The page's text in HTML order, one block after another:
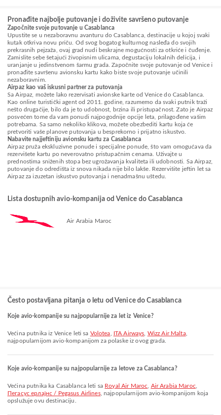
Pronađite najbolje putovanje i doživite savršeno putovanje
Započnite svoje putovanje u Casablanca
Upustite se u nezaboravnu avanturu do Casablanca, destinacije u kojoj svaki
kutak otkriva novu priču. Od svog bogatog kulturnog nasleđa do svojih
prekrasnih pejzaža, ovaj grad nudi beskrajne mogućnosti za otkriće i čuđenje.
Zamislite sebe šetajući živopisnim ulicama, degustaciju lokalnih delicija, i
uranjanje u jedinstvenom šarmu grada. Započnite svoje putovanje od Venice i
pronađite savršenu avionsku kartu kako biste svoje putovanje učinili
nezaboravnim.
Airpaz kao vaš iskusni partner za putovanja
Sa Airpaz, možete lako rezervisati avionske karte od Venice do Casablanca.
Kao online turistički agent od 2011. godine, razumemo da svaki putnik traži
nešto drugačije, bilo da je to udobnost, brzina ili pristupačnost. Zato je Airpaz
posvećen tome da vam ponudi najpogodnije opcije leta, prilagođene vašim
potrebama. Sa samo nekoliko klikova, možete obezbediti kartu koja će
pretvoriti vaše planove putovanja u besprekorno i prijatno iskustvo.
Nabavite najjeftiniju avionsku kartu za Casablanca
Airpaz pruža ekskluzivne ponude i specijalne ponude, što vam omogućava da
rezervišete kartu po neverovatno pristupačnim cenama. Uživajte u
prednostima sniženih stopa bez ugrožavanja kvaliteta ili udobnosti. Sa Airpaz,
putovanje do odredišta iz snova nikada nije bilo lakše. Rezervišite jeftin let sa
Airpaz za izuzetan iskustvo putovanja i nenadmašnu uštedu.
Lista dostupnih avio-kompanija od Venice do Casablanca
Air Arabia Maroc
Često postavljana pitanja o letu od Venice do Casablanca
Koje avio-kompanije su najpopularnije za let iz Venice?
Većina putnika iz Venice leti sa Volotea ITA Airways Wizz Air Malta,
najpopularnijom avio-kompanijom za polaske iz ovog grada.
Koje avio-kompanije su najpopularnije za letove za Casablanca?
Većina putnika ka Casablanca leti sa Royal Air Maroc Air Arabia Maroc
Пегасус ерлајнс / Pegasus Airlines, najpopularnijom avio-kompanijom koja
opslužuje ovu destinaciju.